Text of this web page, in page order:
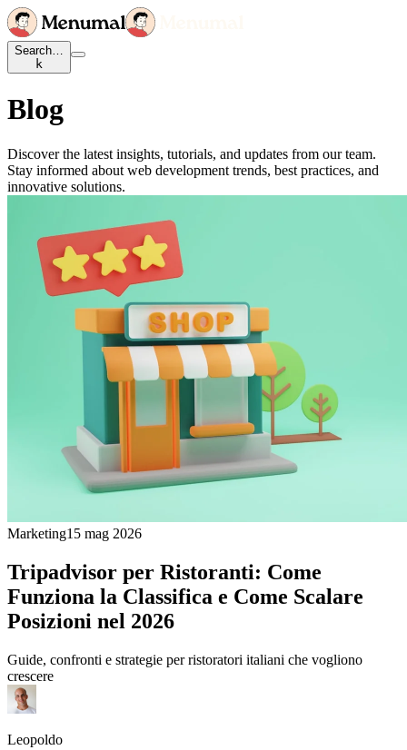
Search…
k
Blog
Discover the latest insights, tutorials, and updates from our team.
Stay informed about web development trends, best practices, and
innovative solutions.
Marketing15 mag 2026
Tripadvisor per Ristoranti: Come
Funziona la Classifica e Come Scalare
Posizioni nel 2026
Guide, confronti e strategie per ristoratori italiani che vogliono
crescere
Leopoldo